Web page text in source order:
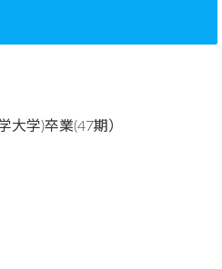
大学)卒業(47期）